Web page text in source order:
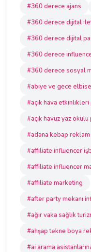
#360 derece ajans
#360 derece dijital
#360 derece dijital
#360 derece
#360 derece sosyal
#abiye ve gece
#açık hava
#açık havuz yaz
#adana kebap
#affiliate influencer
#affiliate influencer
#affiliate marketing
#after party mekanı
#ağır vaka sağlık
#ahşap tekne boya
#ai arama